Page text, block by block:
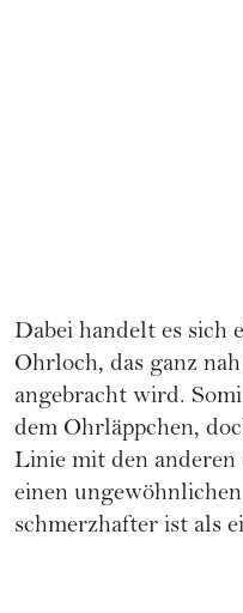
Dabei handelt es sich
Ohrloch, das ganz
angebracht wird.
dem Ohrläppchen,
Linie mit den
einen
schmerzhafter ist als